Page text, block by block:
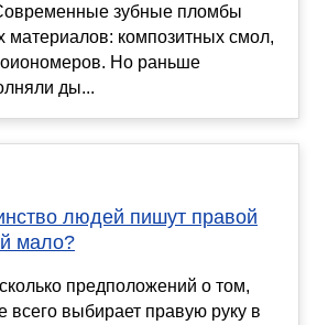
зубные пломбы
материалов: композитных смол,
Но раньше
ды...
людей пишут правой
мало?
предположений о том,
всего выбирает правую руку в